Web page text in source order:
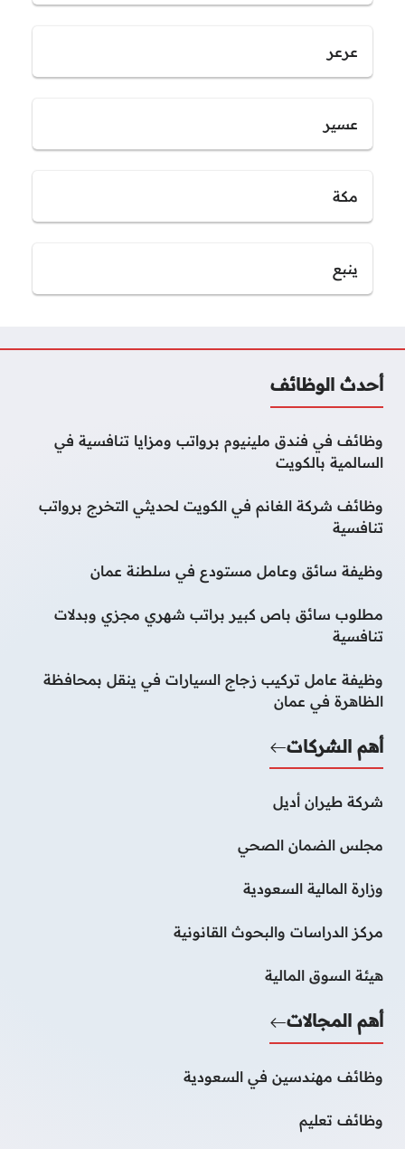
عرعر
عسير
مكة
ينبع
أحدث الوظائف
وظائف في فندق ملينيوم برواتب ومزايا تنافسية في
السالمية بالكويت
وظائف شركة الغانم في الكويت لحديثي التخرج برواتب
تنافسية
وظيفة سائق وعامل مستودع في سلطنة عمان
مطلوب سائق باص كبير براتب شهري مجزي وبدلات
تنافسية
وظيفة عامل تركيب زجاج السيارات في ينقل بمحافظة
الظاهرة في عمان
أهم الشركات
شركة طيران أديل
مجلس الضمان الصحي
وزارة المالية السعودية
مركز الدراسات والبحوث القانونية
هيئة السوق المالية
أهم المجالات
وظائف مهندسين في السعودية
وظائف تعليم